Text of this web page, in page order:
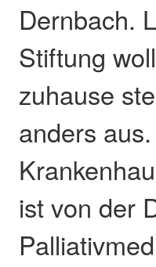
Dernbach.
Stiftung
zuhause
anders
ist von der